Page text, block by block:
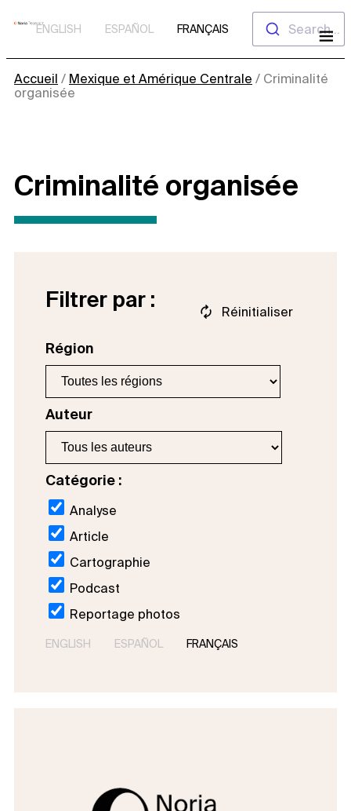
Aller
ENGLISH ESPAÑOL FRANÇAIS Search...
Accueil / Mexique et Amérique Centrale / Criminalité
organisée
Criminalité organisée
Filtrer par :
Région
Auteur
Catégorie :
Analyse
Article
Cartographie
Podcast
Reportage photos
Réinitialiser
ENGLISH ESPAÑOL FRANÇAIS